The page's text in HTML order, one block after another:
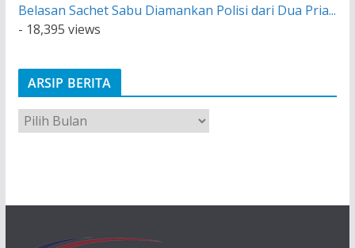
Belasan Sachet Sabu Diamankan Polisi dari Dua Pria...
- 18,395 views
ARSIP BERITA
A
r